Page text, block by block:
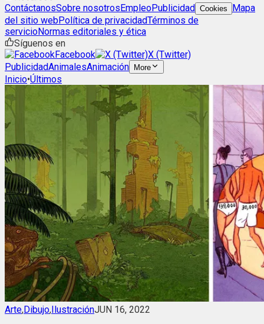
ContáctanosSobre nosotrosEmpleoPublicidad Cookies
Mapa
del sitio webPolítica de privacidadTérminos de
servicioNormas editoriales y ética
Síguenos en
Facebook
X (Twitter)
PublicidadAnimalesAnimación More
Inicio•Últimos
Arte,Dibujo,IlustraciónJUN 16, 2022